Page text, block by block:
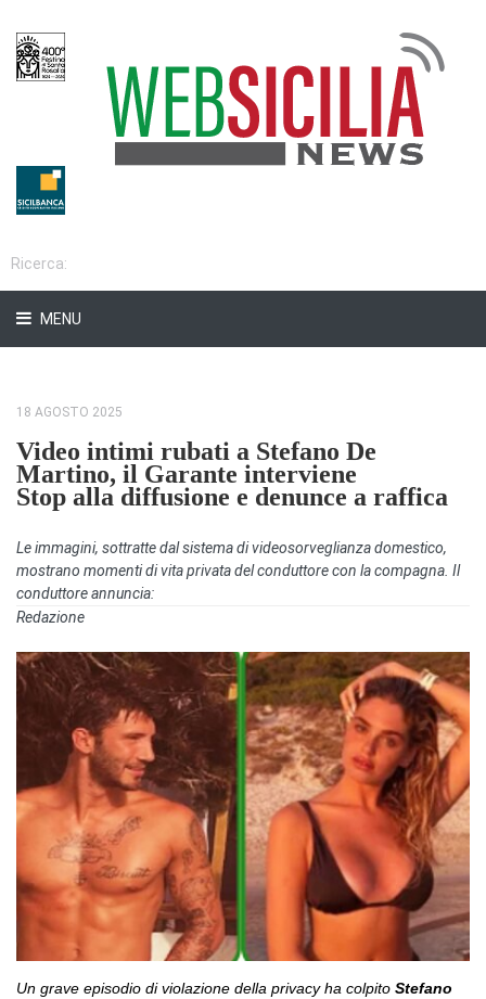
MENU
18 AGOSTO 2025
Video intimi rubati a Stefano De
Martino, il Garante interviene
Stop alla diffusione e denunce a raffica
Le immagini, sottratte dal sistema di videosorveglianza domestico,
mostrano momenti di vita privata del conduttore con la compagna. Il
conduttore annuncia:
Redazione
Un grave episodio di violazione della privacy ha colpito Stefano